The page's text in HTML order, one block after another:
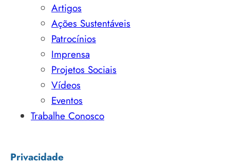
Artigos
Ações Sustentáveis
Patrocínios
Imprensa
Projetos Sociais
Vídeos
Eventos
Trabalhe Conosco
Privacidade